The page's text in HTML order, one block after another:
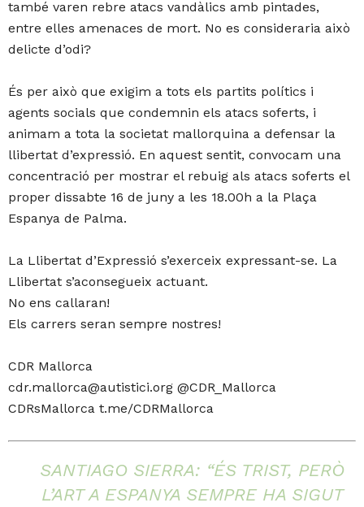
també varen rebre atacs vandàlics amb pintades,
entre elles amenaces de mort. No es consideraria això
delicte d’odi?
És per això que exigim a tots els partits polítics i
agents socials que condemnin els atacs soferts, i
animam a tota la societat mallorquina a defensar la
llibertat d’expressió. En aquest sentit, convocam una
concentració per mostrar el rebuig als atacs soferts el
proper dissabte 16 de juny a les 18.00h a la Plaça
Espanya de Palma.
La Llibertat d’Expressió s’exerceix expressant-se. La
Llibertat s’aconsegueix actuant.
No ens callaran!
Els carrers seran sempre nostres!
CDR Mallorca
cdr.mallorca@autistici.org @CDR_Mallorca
CDRsMallorca t.me/CDRMallorca
SANTIAGO SIERRA: “ÉS TRIST, PERÒ
L’ART A ESPANYA SEMPRE HA SIGUT